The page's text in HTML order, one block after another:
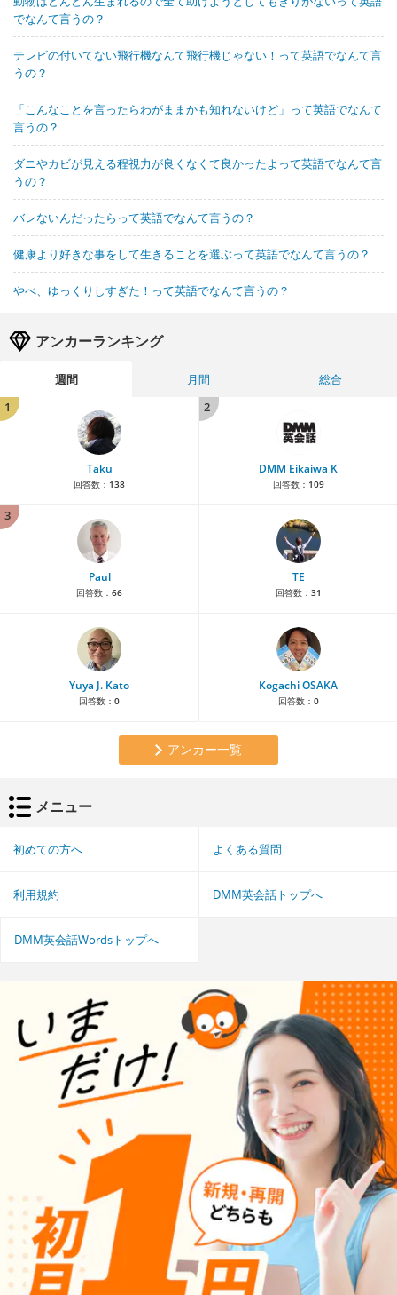
でなんて言うの？
テレビの付いてない飛行機なんて飛行機じゃない！って英語でなんて言
うの？
「こんなことを言ったらわがままかも知れないけど」って英語でなんて
言うの？
ダニやカビが見える程視力が良くなくて良かったよって英語でなんて言
うの？
バレないんだったらって英語でなんて言うの？
健康より好きな事をして生きることを選ぶって英語でなんて言うの？
やべ、ゆっくりしすぎた！って英語でなんて言うの？
アンカーランキング
週間 月間
総合
1
Taku
回答数： 138
2
DMM Eikaiwa K
回答数： 109
3
Paul
回答数： 66
TE
回答数： 31
Yuya J. Kato
回答数： 0
Kogachi OSAKA
回答数： 0
アンカー一覧
メニュー
初めての方へ よくある質問
利用規約 DMM英会話トップへ
DMM英会話Wordsトップへ